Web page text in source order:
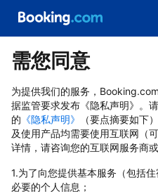
需您同意
为提供我们的服务，
据监管要求发布《隐私声明》。
的 《隐私声明》 （要点摘要如下
及使用产品均需要使用互联网（
详情，请咨询您的互联网服务商
1.为了向您提供基本服务（包括
必要的个人信息；